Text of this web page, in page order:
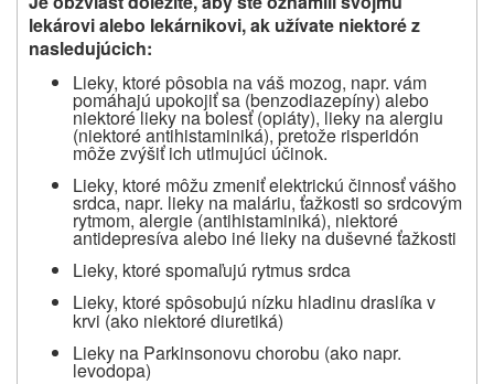
lekárovi alebo lekárnikovi, ak užívate niektoré z
nasledujúcich:
Lieky, ktoré pôsobia na váš mozog, napr. vám
pomáhajú upokojiť sa (benzodiazepíny) alebo
niektoré lieky na bolesť (opiáty), lieky na alergiu
(niektoré antihistaminiká), pretože risperidón
môže zvýšiť ich utlmujúci účinok.
Lieky, ktoré môžu zmeniť elektrickú činnosť vášho
srdca, napr. lieky na maláriu, ťažkosti so srdcovým
rytmom, alergie (antihistaminiká), niektoré
antidepresíva alebo iné lieky na duševné ťažkosti
Lieky, ktoré spomaľujú rytmus srdca
Lieky, ktoré spôsobujú nízku hladinu draslíka v
krvi (ako niektoré diuretiká)
Lieky na Parkinsonovu chorobu (ako napr.
levodopa)